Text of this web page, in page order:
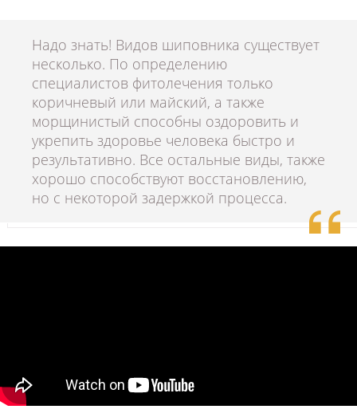
Надо знать! Видов шиповника существует
несколько. По определению
специалистов фитолечения только
коричневый или майский, а также
морщинистый способны оздоровить и
укрепить здоровье человека быстро и
результативно. Все остальные виды, также
хорошо способствуют восстановлению,
но с некоторой задержкой процесса.